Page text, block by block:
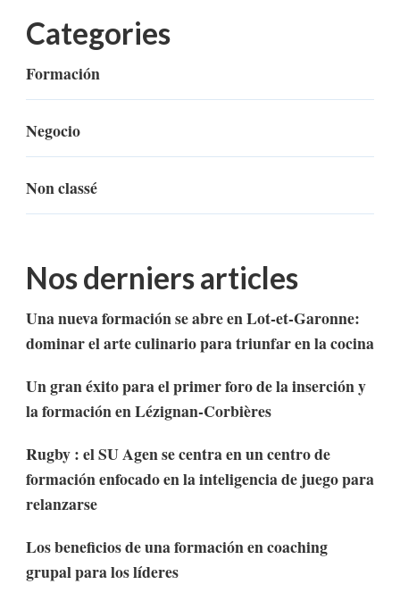
Categories
Formación
Negocio
Non classé
Nos derniers articles
Una nueva formación se abre en Lot-et-Garonne:
dominar el arte culinario para triunfar en la cocina
Un gran éxito para el primer foro de la inserción y
la formación en Lézignan-Corbières
Rugby : el SU Agen se centra en un centro de
formación enfocado en la inteligencia de juego para
relanzarse
Los beneficios de una formación en coaching
grupal para los líderes